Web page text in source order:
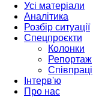
Усі матеріали
Аналітика
Розбір ситуації
Спецпроєкти
Колонки
Репортаж
Співпраці
Інтерв'ю
Про нас